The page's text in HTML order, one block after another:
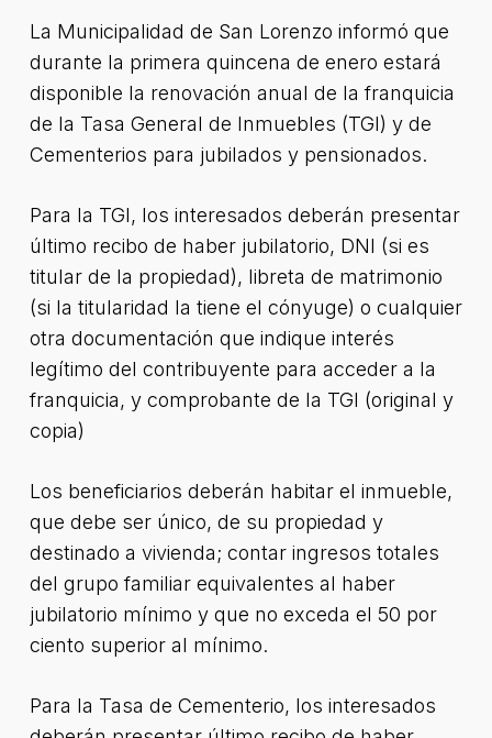
La Municipalidad de San Lorenzo informó que
durante la primera quincena de enero estará
disponible la renovación anual de la franquicia
de la Tasa General de Inmuebles (TGI) y de
Cementerios para jubilados y pensionados.
Para la TGI, los interesados deberán presentar
último recibo de haber jubilatorio, DNI (si es
titular de la propiedad), libreta de matrimonio
(si la titularidad la tiene el cónyuge) o cualquier
otra documentación que indique interés
legítimo del contribuyente para acceder a la
franquicia, y comprobante de la TGI (original y
copia)
Los beneficiarios deberán habitar el inmueble,
que debe ser único, de su propiedad y
destinado a vivienda; contar ingresos totales
del grupo familiar equivalentes al haber
jubilatorio mínimo y que no exceda el 50 por
ciento superior al mínimo.
Para la Tasa de Cementerio, los interesados